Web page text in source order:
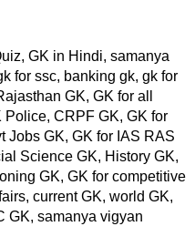
GK in Hindi, samanya
for ssc, banking gk, gk for
GK, GK for all
CRPF GK, GK for
Jobs GK, GK for IAS RAS
Science GK, History GK,
GK, GK for competitive
current GK, world GK,
GK, samanya vigyan